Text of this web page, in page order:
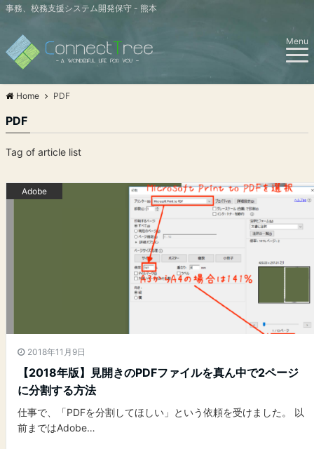
事務、校務支援システム開発保守 - 熊本
Menu
Home PDF
PDF
Tag of article list
Adobe
2018年11月9日
【2018年版】見開きのPDFファイルを真ん中で2ページ
に分割する方法
仕事で、「PDFを分割してほしい」という依頼を受けました。 以
前まではAdobe…